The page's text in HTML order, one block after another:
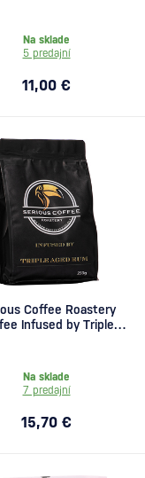
Na sklade
5 predajní
11,00 €
Coffee Roastery
Infused by Triple
Na sklade
7 predajní
15,70 €